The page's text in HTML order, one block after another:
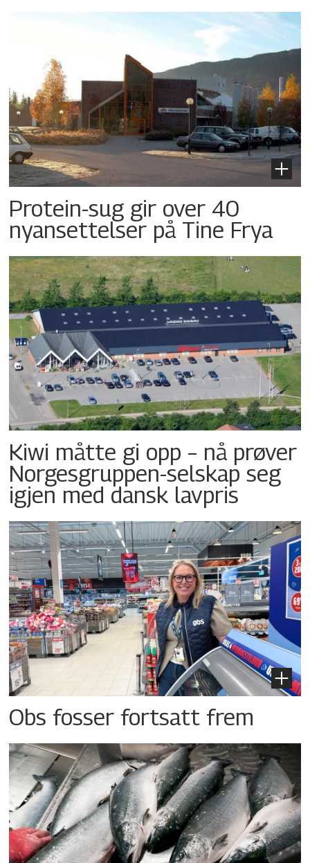
Protein-sug gir over 40
nyansettelser på Tine Frya
Kiwi måtte gi opp – nå prøver
Norgesgruppen-selskap seg
igjen med dansk lavpris
Obs fosser fortsatt frem